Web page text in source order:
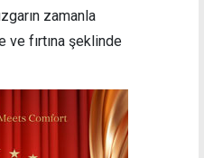
zamanla
fırtına şeklinde